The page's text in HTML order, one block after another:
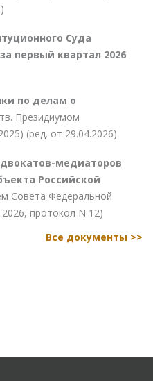
Суда
первый квартал 2026
по делам о
Президиумом
(ред. от 29.04.2026)
медиаторов
Российской
Совета Федеральной
протокол N 12)
Все документы >>